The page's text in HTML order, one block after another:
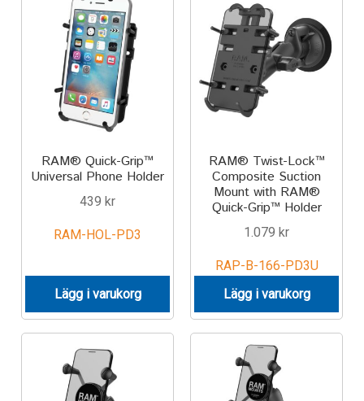
RAM® Quick-Grip™
Universal Phone Holder
439 kr
RAM-HOL-PD3
Lägg i varukorg
RAM® Twist-Lock™
Composite Suction
Mount with RAM®
Quick-Grip™ Holder
1.079 kr
RAP-B-166-PD3U
Lägg i varukorg